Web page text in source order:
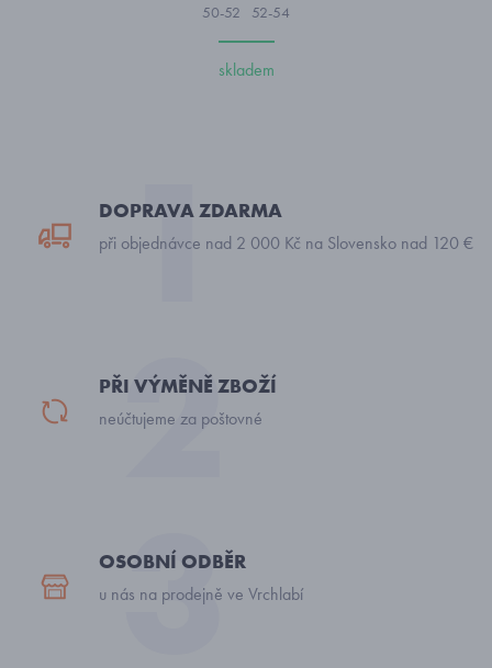
50-52 52-54
skladem
DOPRAVA ZDARMA
při objednávce nad 2 000 Kč na Slovensko nad 120 €
PŘI VÝMĚNĚ ZBOŽÍ
neúčtujeme za poštovné
OSOBNÍ ODBĚR
u nás na prodejně ve Vrchlabí